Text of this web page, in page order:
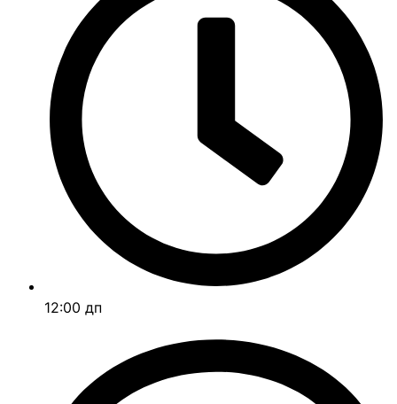
12:00 дп